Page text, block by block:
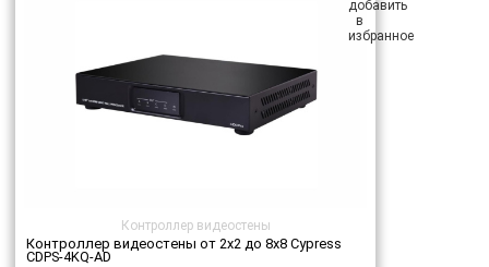
Контроллер видеостены
Контроллер видеостены от 2х2 до 8х8 Cypress
CDPS-4KQ-AD